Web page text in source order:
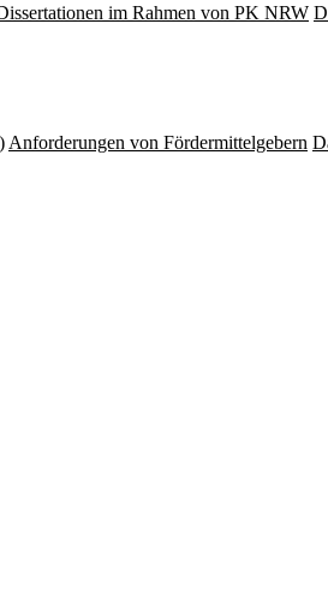
im Rahmen von PK NRW
Anforderungen von Fördermittelgebern